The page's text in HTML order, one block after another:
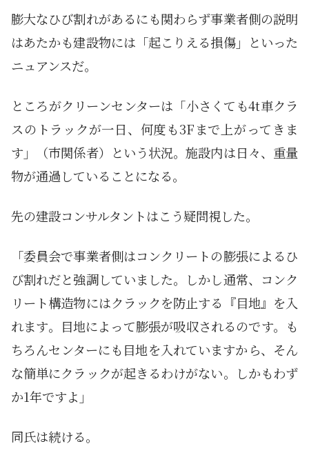
膨大なひび割れがあるにも関わらず事業者側の説明
はあたかも建設物には「起こりえる損傷」といった
ニュアンスだ。
ところがクリーンセンターは「小さくても4t車クラ
スのトラックが一日、何度も3Fまで上がってきま
す」（市関係者）という状況。施設内は日々、重量
物が通過していることになる。
先の建設コンサルタントはこう疑問視した。
「委員会で事業者側はコンクリートの膨張によるひ
び割れだと強調していました。しかし通常、コンク
リート構造物にはクラックを防止する『目地』を入
れます。目地によって膨張が吸収されるのです。も
ちろんセンターにも目地を入れていますから、そん
な簡単にクラックが起きるわけがない。しかもわず
か1年ですよ」
同氏は続ける。